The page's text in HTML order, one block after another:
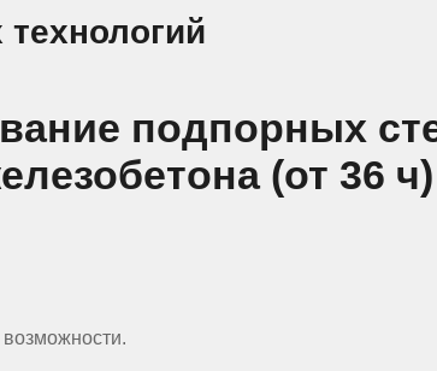
подпорных
(от 36